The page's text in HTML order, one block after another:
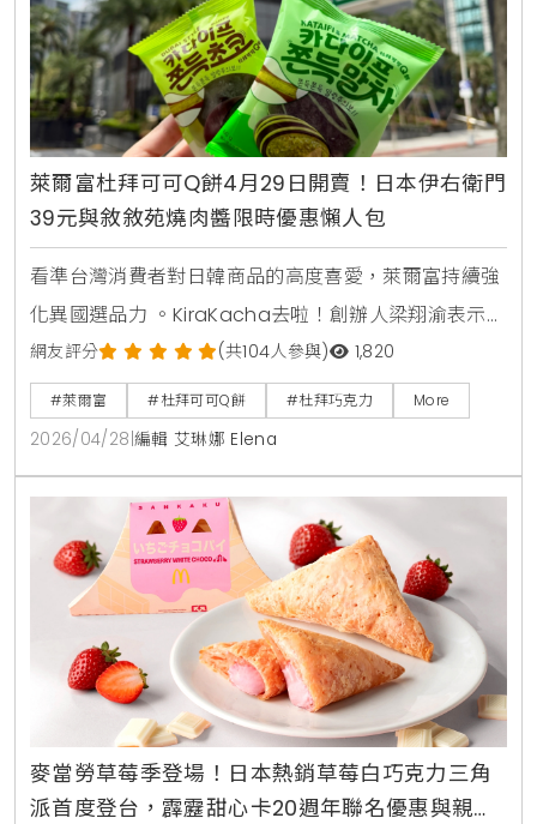
萊爾富杜拜可可Q餅4月29日開賣！日本伊右衛門
39元與敘敘苑燒肉醬限時優惠懶人包
看準台灣消費者對日韓商品的高度喜愛，萊爾富持續強
化異國選品力 。KiraKacha去啦！創辦人梁翔渝表示，
便利商店透過「微型日韓超市」策略引進如杜拜巧克力
等社群爆紅商品 ，不僅能精準捕捉流量話題，更能藉由
差異化選品在競爭激烈的零售市場中建立權威性，滿足
消費者不出國也能體驗異國生活的儀式感。
網友評分 (共104人參與) 1,820
#萊爾富 #杜拜可可Q餅 #杜拜巧克力 More
2026/04/28 編輯 艾琳娜 Elena
麥當勞草莓季登場！日本熱銷草莓白巧克力三角
派首度登台，霹靂甜心卡20週年聯名優惠與親子